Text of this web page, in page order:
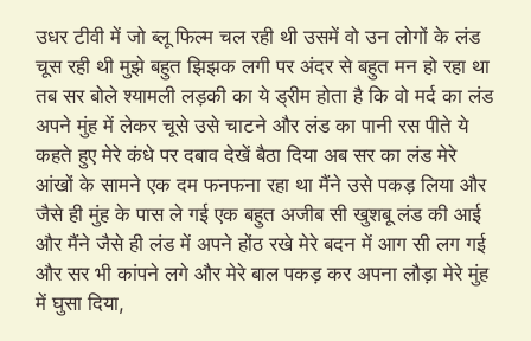
उधर टीवी में जो ब्लू फिल्म चल रही थी उसमें वो उन लोगों के लंड
चूस रही थी मुझे बहुत झिझक लगी पर अंदर से बहुत मन हो रहा था
तब सर बोले श्यामली लड़की का ये ड्रीम होता है कि वो मर्द का लंड
अपने मुंह में लेकर चूसे उसे चाटने और लंड का पानी रस पीते ये
कहते हुए मेरे कंधे पर दबाव देखें बैठा दिया अब सर का लंड मेरे
आंखों के सामने एक दम फनफना रहा था मैंने उसे पकड़ लिया और
जैसे ही मुंह के पास ले गई एक बहुत अजीब सी खुशबू लंड की आई
और मैंने जैसे ही लंड में अपने होंठ रखे मेरे बदन में आग सी लग गई
और सर भी कांपने लगे और मेरे बाल पकड़ कर अपना लौड़ा मेरे मुंह
में घुसा दिया,